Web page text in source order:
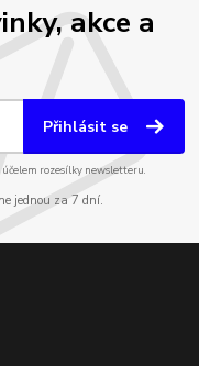
akce a
Přihlásit se
rozesílky newsletteru.
jednou za 7 dní.